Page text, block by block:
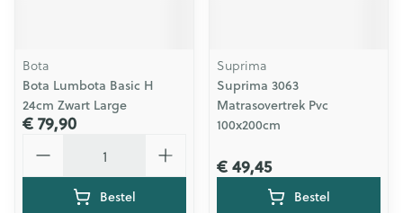
Bota
Bota Lumbota Basic H
24cm Zwart Large
€ 79,90
Bestel
Suprima
Suprima 3063
Matrasovertrek Pvc
100x200cm
€ 49,45
Bestel